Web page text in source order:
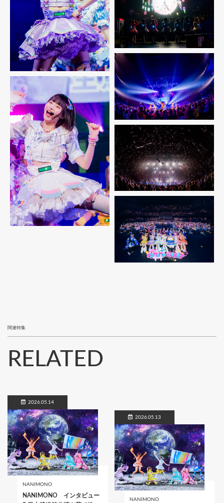
関連特集
RELATED
2026.05.14
NANIMONO
NANIMONO インタビュー
2026.05.13
NANIMONO